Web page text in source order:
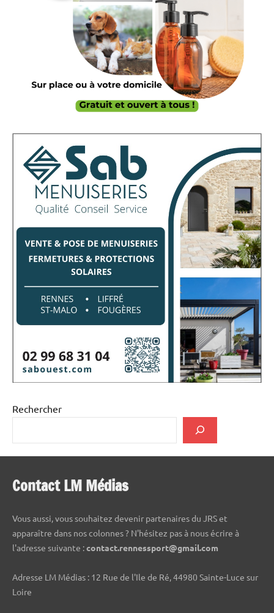
Rechercher
Contact LM Médias
Vous aussi, vous souhaitez devenir partenaires du JRS et
apparaître dans nos colonnes ? N'hésitez pas à nous écrire à
l'adresse suivante :contact.rennessport@gmail.com
Adresse LM Médias : 12 Rue de l'Ile de Ré, 44980 Sainte-Luce sur
Loire